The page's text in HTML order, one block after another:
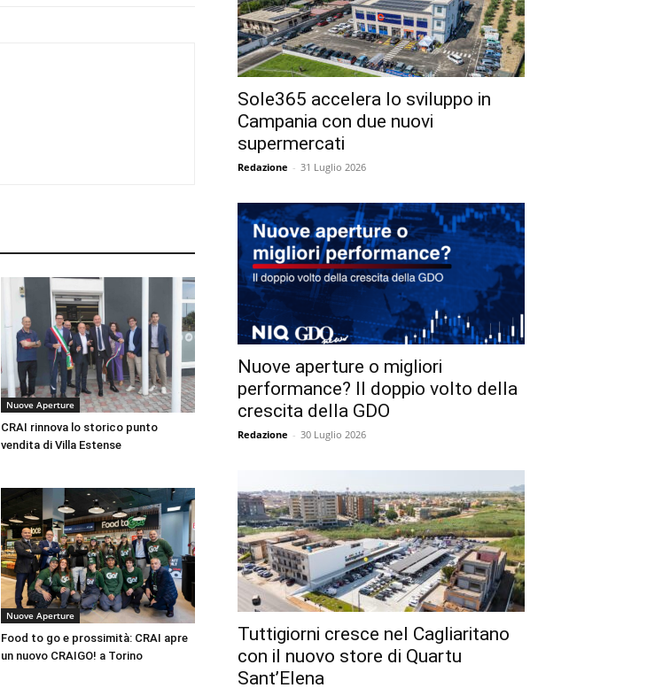
Nuove Aperture
CRAI rinnova lo storico punto
vendita di Villa Estense
Nuove Aperture
Food to go e prossimità: CRAI apre
un nuovo CRAIGO! a Torino
Sole365 accelera lo sviluppo in
Campania con due nuovi
supermercati
Redazione - 31 Luglio 2026
Nuove aperture o migliori
performance? Il doppio volto della
crescita della GDO
Redazione - 30 Luglio 2026
Tuttigiorni cresce nel Cagliaritano
con il nuovo store di Quartu
Sant’Elena